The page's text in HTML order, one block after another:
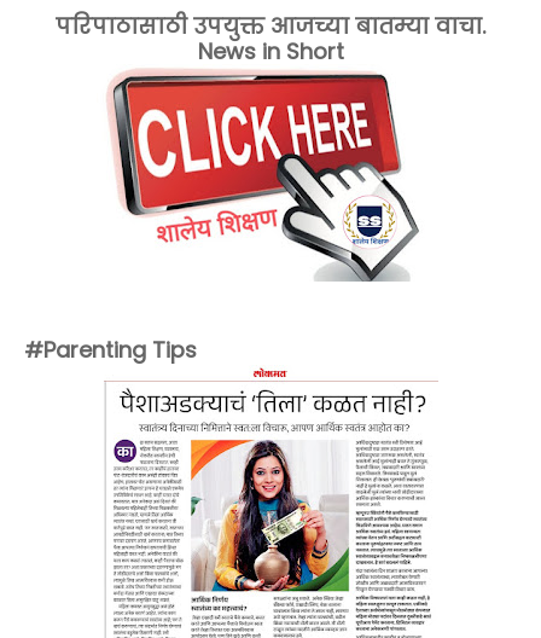
परिपाठासाठी उपयुक्त आजच्या बातम्या वाचा.
News in Short
#Parenting Tips